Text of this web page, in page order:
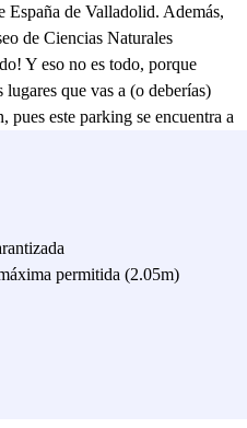
España de Valladolid. Además,
de Ciencias Naturales
Y eso no es todo, porque
que vas a (o deberías)
este parking se encuentra a
a menos de 100 metros del
es fácil convencerte con este
los vallisoletanos. Reserva tu
de España - Inside Home y
permitida (2.05m)